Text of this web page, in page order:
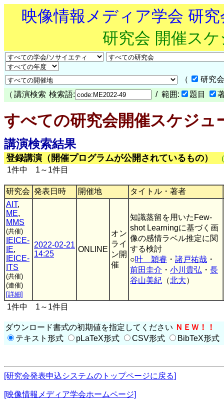
映像情報メディア学会 研
研究会 開催ス
（
研究
（ 講演検索 検索語: / 範囲: 題目
すべての研究会開催スケジュ
講演検索結果
登録講演（開催プログラムが公開されているもの）
1件中 1～1件目
研究会 発表日時 開催地
タイトル・著者
AIT,
ME,
MMS
(共催)
IEICE-
IE,
IEICE-
ITS
(共催)
(連催)
[詳細]
2022-02-21
14:25
ONLINE
オン
ライ
ン開
催
知識蒸留を用いたFew-
shot Learningに基づく画
像の感情ラベル推定に関
する検討
○叶 穎睿 ・ 諸戸祐哉 ・
前田圭介 ・ 小川貴弘 ・ 長
谷山美紀 （北大）
1件中 1～1件目
ダウンロード書式の初期値を指定してください ＮＥＷ！！
テキスト形式
pLaTeX形式 CSV形式 BibTeX形式
[研究会発表申込システムのトップページに戻る]
[映像情報メディア学会ホームページ]